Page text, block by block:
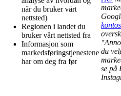
når du bruker vårt
nettsted)
Regionen i landet du
bruker vårt nettsted fra
Informasjon som
markedsføringstjenestene
har om deg fra før
du
se på